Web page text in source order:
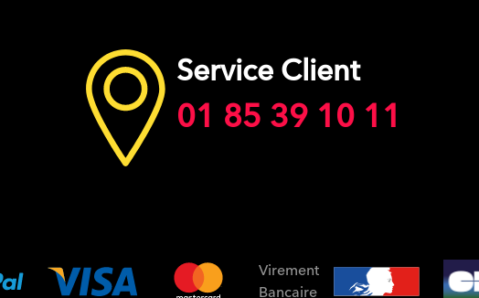
Service Client
01 85 39 10 11
Virement
Bancaire